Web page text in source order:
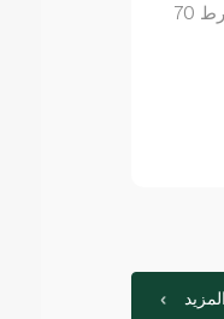
نيو إنغليش تيز 3 علب شاي فرط 70